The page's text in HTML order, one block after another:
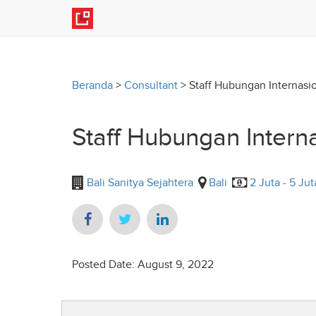
Beranda > Consultant > Staff Hubungan
Staff Hubungan
Bali Sanitya Sejahtera Bali 2 Juta - 5
Posted Date: August 9, 2022